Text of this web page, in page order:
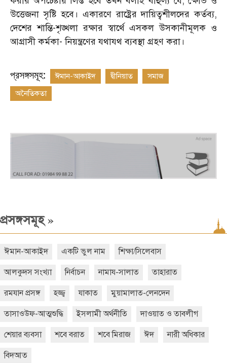
উত্তেজনা সৃষ্টি হবে। একারণে রাষ্ট্রের দায়িত্বশীলদের কর্তব্য,
দেশের শান্তি-শৃঙ্খলা রক্ষার স্বার্থে এসকল উসকানীমূলক ও
আগ্রাসী কর্মকা- নিয়ন্ত্রণের যথাযথ ব্যবস্থা গ্রহণ করা।
প্রসঙ্গসমূহ: ঈমান-আকাইদ দ্বীনিয়াত
সমাজ
অনৈতিকতা
প্রসঙ্গসমূহ»
ঈমান-আকাইদ একটি ভুল নাম শিক্ষা/সিলেবাস
আলকুদস সংখ্যা নির্বাচন নামায-সালাত তাহারাত
রমযান প্রসঙ্গ হজ্জ্ব যাকাত মুয়ামালাত-লেনদেন
তাসাওউফ-আত্মশুদ্ধি ইসলামী অর্থনীতি দাওয়াত ও তাবলীগ
শেয়ার ব্যবসা শবে বরাত শবে মিরাজ ঈদ নারী অধিকার
বিদআত